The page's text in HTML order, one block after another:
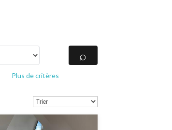
Plus de critères